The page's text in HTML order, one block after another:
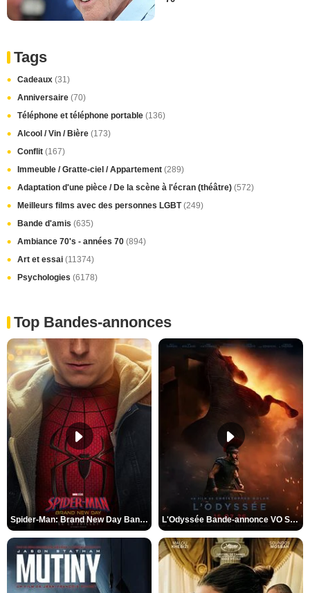
Tags
Cadeaux (31)
Anniversaire (70)
Téléphone et téléphone portable (136)
Alcool / Vin / Bière (173)
Conflit (167)
Immeuble / Gratte-ciel / Appartement (289)
Adaptation d'une pièce / De la scène à l'écran (théâtre) (572)
Meilleurs films avec des personnes LGBT(249)
Bande d'amis (635)
Ambiance 70's - années 70 (894)
Art et essai (11374)
Psychologies (6178)
Top Bandes-annonces
Spider-Man: Brand New Day Bande-annonce VO STFR L'Odyssée Bande-annonce VO STFR